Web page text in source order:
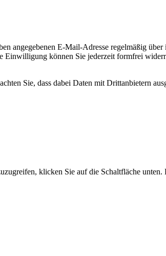
angegebenen E-Mail-Adresse regelmäßig
Einwilligung können Sie jederzeit formfrei
Sie, dass dabei Daten mit Drittanbietern
klicken Sie auf die Schaltfläche